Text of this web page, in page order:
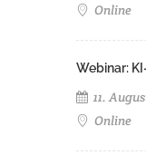
Online
Webinar:
11.
Online